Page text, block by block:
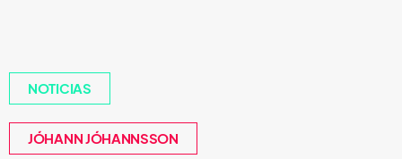
NOTICIAS
JÓHANN JÓHANNSSON